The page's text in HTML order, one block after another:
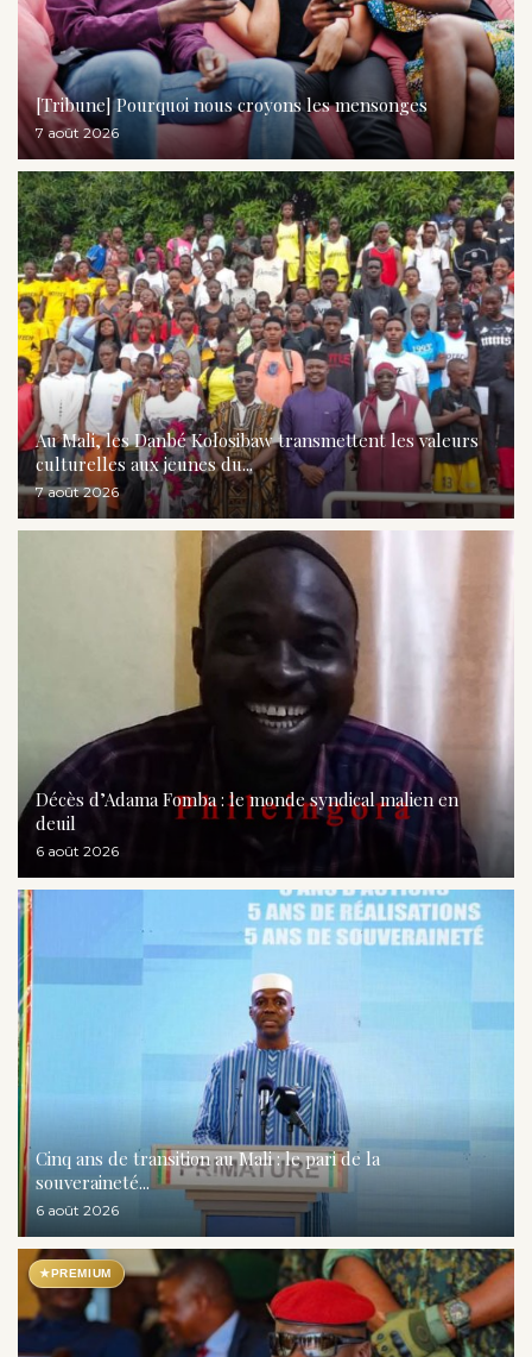
[Tribune] Pourquoi nous croyons les mensonges
7 août 2026
Au Mali, les Danbé Kolosibaw transmettent les valeurs
culturelles aux jeunes du...
7 août 2026
Décès d’Adama Fomba : le monde syndical malien en
deuil
6 août 2026
Cinq ans de transition au Mali : le pari de la
souveraineté...
6 août 2026
★PREMIUM